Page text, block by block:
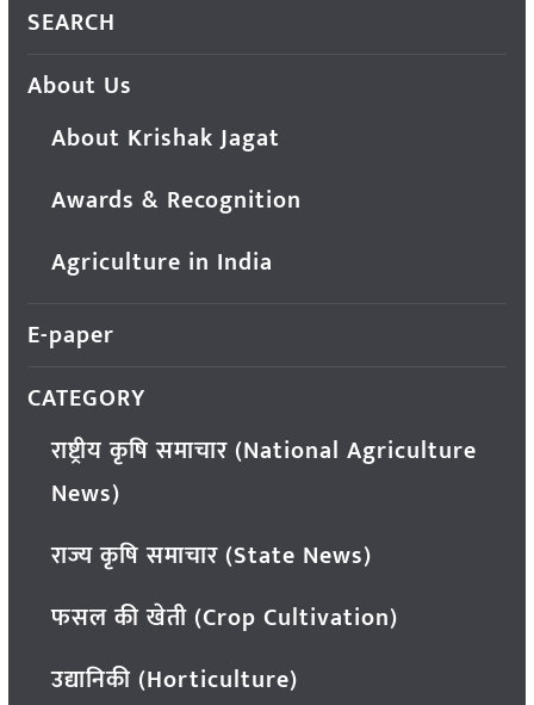
SEARCH
About Us
About Krishak Jagat
Awards & Recognition
Agriculture in India
E-paper
CATEGORY
राष्ट्रीय कृषि समाचार (National Agriculture
News)
राज्य कृषि समाचार (State News)
फसल की खेती (Crop Cultivation)
उद्यानिकी (Horticulture)